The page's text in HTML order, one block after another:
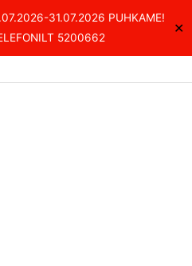
31.07.2026 PUHKAME!
5200662
✕
rehvitööd
Main